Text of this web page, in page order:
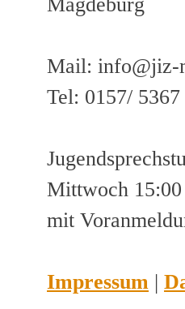
Mail: info@jiz-
Tel: 0157/ 5367
Mittwoch
mit
Impressum |